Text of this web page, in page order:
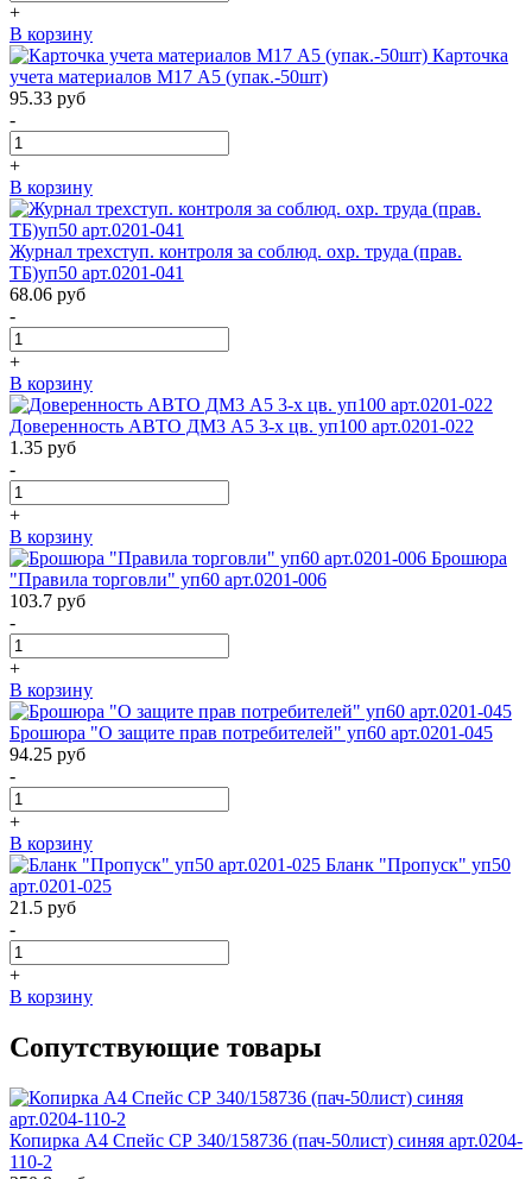
+
В корзину
Карточка
учета материалов М17 А5 (упак.-50шт)
95.33 руб
-
+
В корзину
Журнал трехступ. контроля за соблюд. охр. труда (прав.
ТБ)уп50 арт.0201-041
68.06 руб
-
+
В корзину
Доверенность АВТО ДМ3 А5 3-х цв. уп100 арт.0201-022
1.35 руб
-
+
В корзину
Брошюра
"Правила торговли" уп60 арт.0201-006
103.7 руб
-
+
В корзину
Брошюра "О защите прав потребителей" уп60 арт.0201-045
94.25 руб
-
+
В корзину
Бланк "Пропуск" уп50
арт.0201-025
21.5 руб
-
+
В корзину
Сопутствующие товары
Копирка А4 Спейс СР 340/158736 (пач-50лист) синяя арт.0204-
110-2